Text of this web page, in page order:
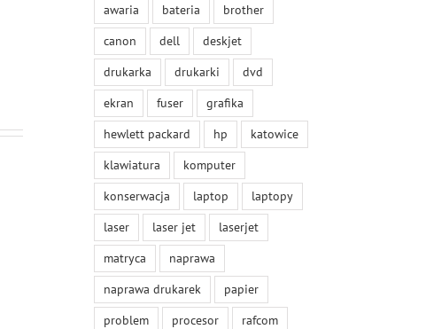
awaria bateria
brother
canon
dell
deskjet
drukarka
drukarki
dvd
ekran
fuser
grafika
hewlett packard
hp
katowice
klawiatura
komputer
konserwacja
laptop
laptopy
laser
laser jet
laserjet
matryca
naprawa
naprawa drukarek
papier
problem
procesor
rafcom